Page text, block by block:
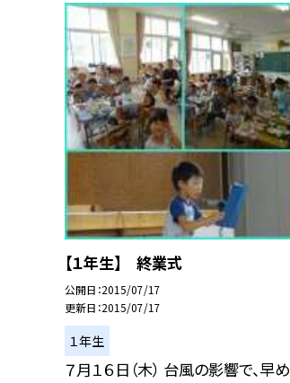
【１年生】 終業式
公開日 2015/07/17
更新日 2015/07/17
１年生
７月１６日（木） 台風の影響で、早め